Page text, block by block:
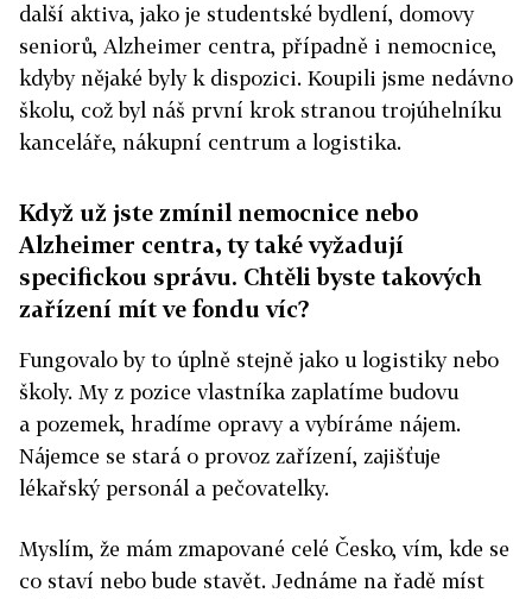
další aktiva, jako je studentské bydlení, domovy
seniorů, Alzheimer centra, případně i nemocnice,
kdyby nějaké byly k dispozici. Koupili jsme nedávno
školu, což byl náš první krok stranou trojúhelníku
kanceláře, nákupní centrum a logistika.
Když už jste zmínil nemocnice nebo
Alzheimer centra, ty také vyžadují
specifickou správu. Chtěli byste takových
zařízení mít ve fondu víc?
Fungovalo by to úplně stejně jako u logistiky nebo
školy. My z pozice vlastníka zaplatíme budovu
a pozemek, hradíme opravy a vybíráme nájem.
Nájemce se stará o provoz zařízení, zajišťuje
lékařský personál a pečovatelky.
Myslím, že mám zmapované celé Česko, vím, kde se
co staví nebo bude stavět. Jednáme na řadě míst